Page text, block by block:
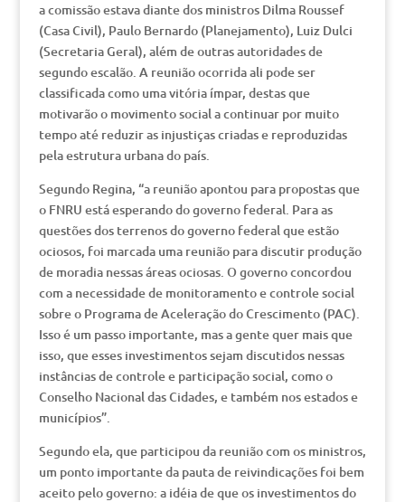
a comissão estava diante dos ministros Dilma Roussef
(Casa Civil), Paulo Bernardo (Planejamento), Luiz Dulci
(Secretaria Geral), além de outras autoridades de
segundo escalão. A reunião ocorrida ali pode ser
classificada como uma vitória ímpar, destas que
motivarão o movimento social a continuar por muito
tempo até reduzir as injustiças criadas e reproduzidas
pela estrutura urbana do país.
Segundo Regina, “a reunião apontou para propostas que
o FNRU está esperando do governo federal. Para as
questões dos terrenos do governo federal que estão
ociosos, foi marcada uma reunião para discutir produção
de moradia nessas áreas ociosas. O governo concordou
com a necessidade de monitoramento e controle social
sobre o Programa de Aceleração do Crescimento (PAC).
Isso é um passo importante, mas a gente quer mais que
isso, que esses investimentos sejam discutidos nessas
instâncias de controle e participação social, como o
Conselho Nacional das Cidades, e também nos estados e
municípios”.
Segundo ela, que participou da reunião com os ministros,
um ponto importante da pauta de reivindicações foi bem
aceito pelo governo: a idéia de que os investimentos do